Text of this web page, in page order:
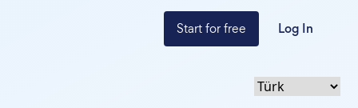
Start for free Log In